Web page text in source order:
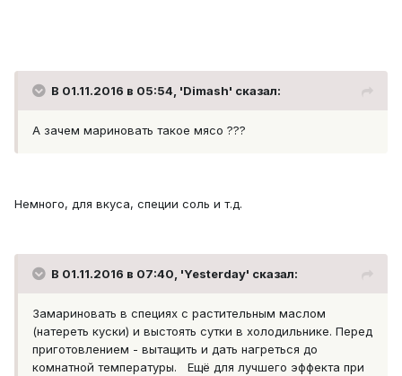
В 01.11.2016 в 05:54, 'Dimash' сказал:
А зачем мариновать такое мясо ???
Немного, для вкуса, специи соль и т.д.
В 01.11.2016 в 07:40, 'Yesterday' сказал:
Замариновать в специях с растительным маслом
(натереть куски) и выстоять сутки в холодильнике. Перед
приготовлением - вытащить и дать нагреться до
комнатной температуры. Ещё для лучшего эффекта при